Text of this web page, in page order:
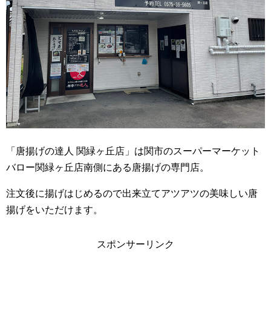
「唐揚げの達人 関緑ヶ丘店」は関市のスーパーマーケット
バロー関緑ヶ丘店南側にある唐揚げの専門店。
注文後に揚げはじめるので出来立てアツアツの美味しい唐
揚げをいただけます。
スポンサーリンク